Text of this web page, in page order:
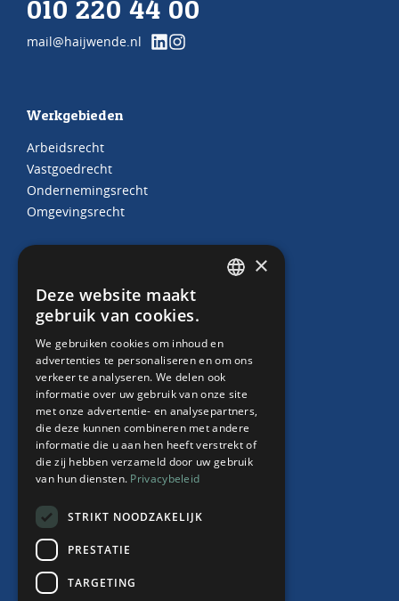
010 220 44 00
mail@haijwende.nl
Werkgebieden
Arbeidsrecht
Vastgoedrecht
Ondernemingsrecht
Omgevingsrecht
Juridische producten
Arbeidscontracten
HR Abonnement
Contract “thuiswerken”
Whitepaper Faillissement debiteur
Over ons
Team
Nieuws
Events
Contact
×
Deze website maakt
gebruik van cookies.
We gebruiken cookies om inhoud en
advertenties te personaliseren en om ons
verkeer te analyseren. We delen ook
informatie over uw gebruik van onze site
met onze advertentie- en analysepartners,
die deze kunnen combineren met andere
informatie die u aan hen heeft verstrekt of
die zij hebben verzameld door uw gebruik
van hun diensten. Privacybeleid
STRIKT NOODZAKELIJK
PRESTATIE
TARGETING